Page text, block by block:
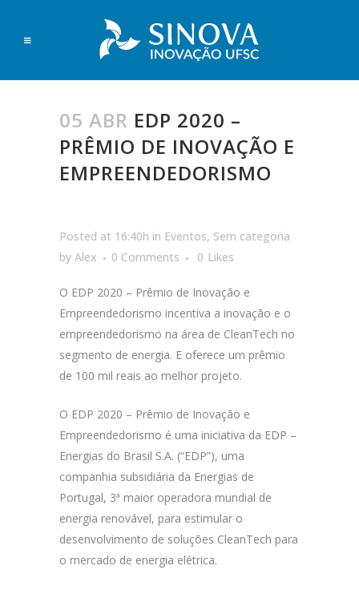
05 ABR EDP 2020 –
PRÊMIO DE INOVAÇÃO E
EMPREENDEDORISMO
Posted at 16:40h in Eventos, Sem categoria
by Alex 0 Comments 0 Likes
O EDP 2020 – Prêmio de Inovação e
Empreendedorismo incentiva a inovação e o
empreendedorismo na área de CleanTech no
segmento de energia. E oferece um prêmio
de 100 mil reais ao melhor projeto.
O EDP 2020 – Prêmio de Inovação e
Empreendedorismo é uma iniciativa da EDP –
Energias do Brasil S.A. (“EDP”), uma
companhia subsidiária da Energias de
Portugal, 3ª maior operadora mundial de
energia renovável, para estimular o
desenvolvimento de soluções CleanTech para
o mercado de energia elétrica.